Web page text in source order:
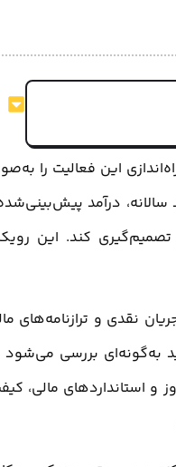
این فعالیت را
سالانه، درآمد
کند. این
نقدی و ترازنامه‌های
به‌گونه‌ای بررسی
و استانداردهای مالی،